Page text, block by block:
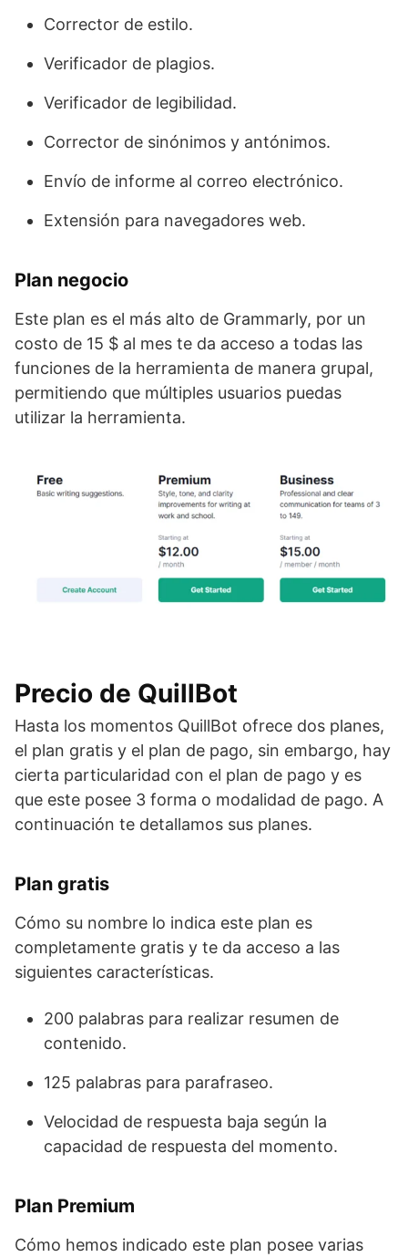
Corrector de estilo.
Verificador de plagios.
Verificador de legibilidad.
Corrector de sinónimos y antónimos.
Envío de informe al correo electrónico.
Extensión para navegadores web.
Plan negocio
Este plan es el más alto de Grammarly, por un
costo de 15 $ al mes te da acceso a todas las
funciones de la herramienta de manera grupal,
permitiendo que múltiples usuarios puedas
utilizar la herramienta.
Precio de QuillBot
Hasta los momentos QuillBot ofrece dos planes,
el plan gratis y el plan de pago, sin embargo, hay
cierta particularidad con el plan de pago y es
que este posee 3 forma o modalidad de pago. A
continuación te detallamos sus planes.
Plan gratis
Cómo su nombre lo indica este plan es
completamente gratis y te da acceso a las
siguientes características.
200 palabras para realizar resumen de
contenido.
125 palabras para parafraseo.
Velocidad de respuesta baja según la
capacidad de respuesta del momento.
Plan Premium
Cómo hemos indicado este plan posee varias